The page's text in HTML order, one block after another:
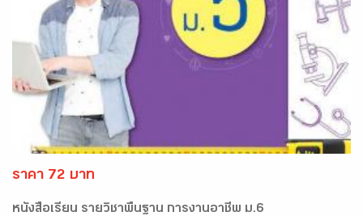
ราคา 72 บาท
หนังสือเรียน รายวิชาพื้นฐาน การงานอาชีพ ม.6